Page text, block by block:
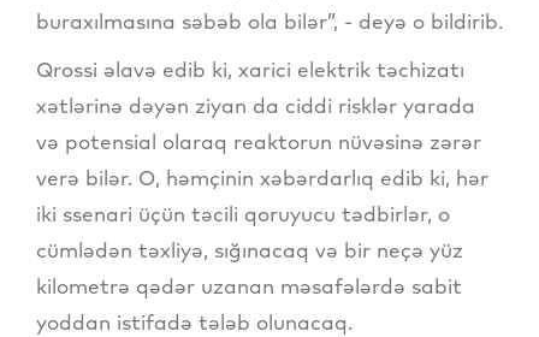
buraxılmasına səbəb ola bilər”, - deyə o bildirib.
Qrossi əlavə edib ki, xarici elektrik təchizatı
xətlərinə dəyən ziyan da ciddi risklər yarada
və potensial olaraq reaktorun nüvəsinə zərər
verə bilər. O, həmçinin xəbərdarlıq edib ki, hər
iki ssenari üçün təcili qoruyucu tədbirlər, o
cümlədən təxliyə, sığınacaq və bir neçə yüz
kilometrə qədər uzanan məsafələrdə sabit
yoddan istifadə tələb olunacaq.